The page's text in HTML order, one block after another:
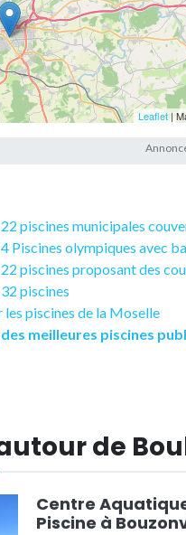
Leaflet |
22 piscines municipales
4 Piscines olympiques avec
22 piscines proposant des
32 piscines
les piscines de la Moselle
meilleures piscines
de
Centre
Piscine à